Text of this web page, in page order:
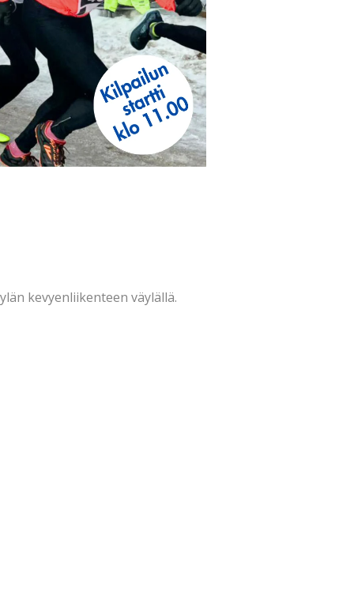
kevyenliikenteen väylällä.